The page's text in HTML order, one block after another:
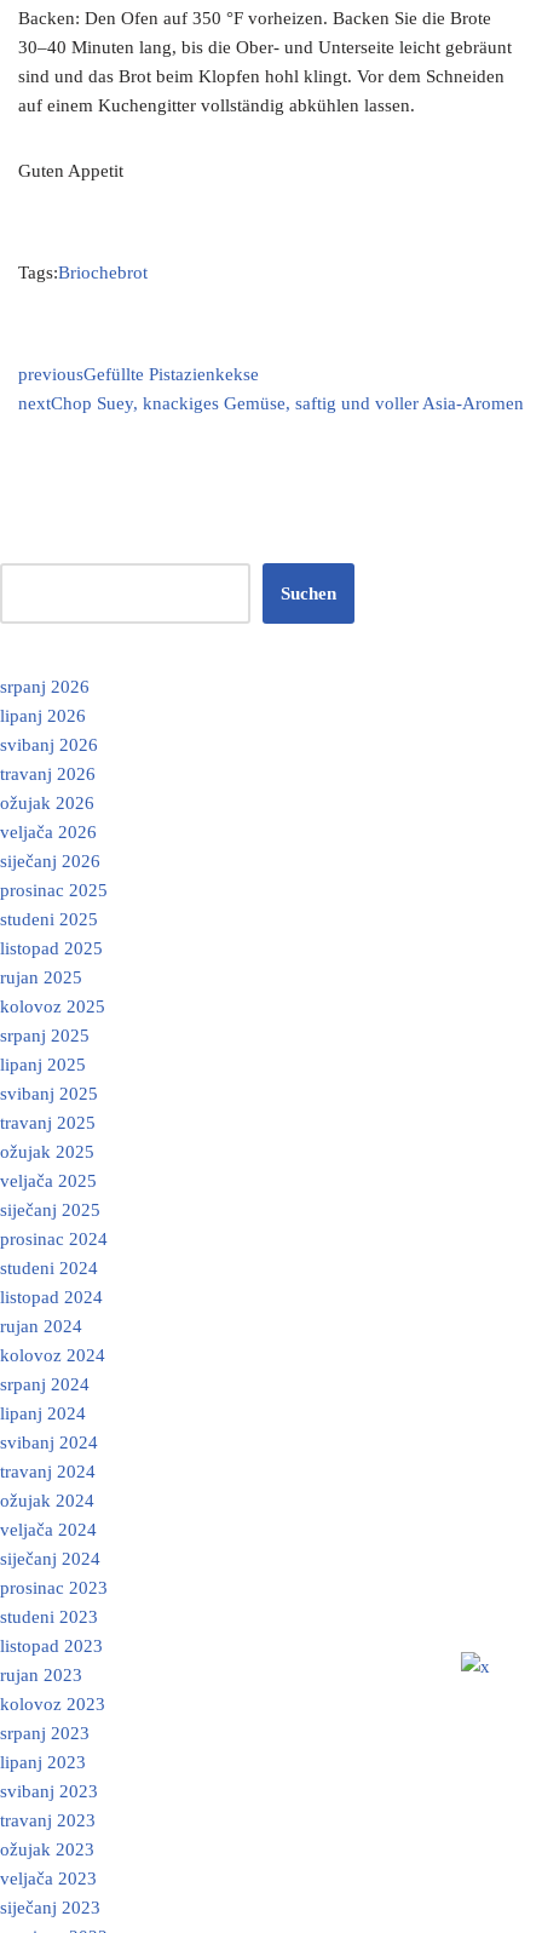
Backen: Den Ofen auf 350 °F vorheizen. Backen Sie die Brote
30–40 Minuten lang, bis die Ober- und Unterseite leicht gebräunt
sind und das Brot beim Klopfen hohl klingt. Vor dem Schneiden
auf einem Kuchengitter vollständig abkühlen lassen.
Guten Appetit
Tags:Briochebrot
previousGefüllte Pistazienkekse
nextChop Suey, knackiges Gemüse, saftig und voller Asia-Aromen
Suchen
srpanj 2026
lipanj 2026
svibanj 2026
travanj 2026
ožujak 2026
veljača 2026
siječanj 2026
prosinac 2025
studeni 2025
listopad 2025
rujan 2025
kolovoz 2025
srpanj 2025
lipanj 2025
svibanj 2025
travanj 2025
ožujak 2025
veljača 2025
siječanj 2025
prosinac 2024
studeni 2024
listopad 2024
rujan 2024
kolovoz 2024
srpanj 2024
lipanj 2024
svibanj 2024
travanj 2024
ožujak 2024
veljača 2024
siječanj 2024
prosinac 2023
studeni 2023
listopad 2023
rujan 2023
kolovoz 2023
srpanj 2023
lipanj 2023
svibanj 2023
travanj 2023
ožujak 2023
veljača 2023
siječanj 2023